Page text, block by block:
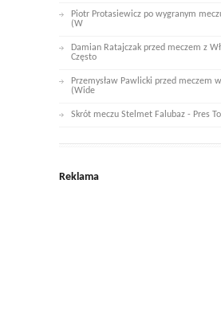
Piotr Protasiewicz po wygranym
(W
Damian Ratajczak przed meczem z
Często
Przemysław Pawlicki przed meczem
(Wide
Skrót meczu Stelmet Falubaz - Pres
Reklama